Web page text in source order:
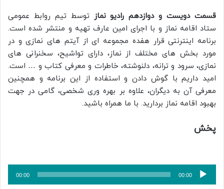
قسمت دویست و دوازدهم رادیو نمازتوسط تیم روابط عمومی
ستاد اقامه نماز و با اجرای امین عارف تهیه و منتشر شده است.
برنامه اینترنتی قرار هفده مجموعه ای از آیتم های نمازی و در
مورد بخش های مختلف از نماز، دارای تواشیح، سخنرانی های
نمازی، سرود و ترانه، دلنوشته، خاطرات و معرفی کتاب و … است.
امید داریم با گوش دادن و استفاده از این برنامه و همچنین
معرفی آن به دیگران، علاوه بر بهره وری شخصی، گامی در جهت
بهبود اقامه نماز بردارید. با ما همراه باشید.
پخش
پخش‌کننده
صوت
00:00
00:00